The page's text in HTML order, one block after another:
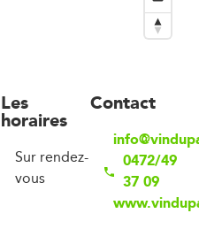
Les
horaires
Sur rendez-
vous
Contact
0472/49
37 09